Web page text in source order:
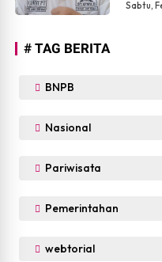
Sabtu,
# TAG BERITA
BNPB
Nasional
Pariwisata
Pemerintahan
webtorial